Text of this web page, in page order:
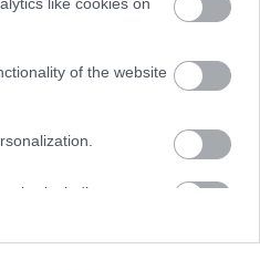
of the website
including
user protection.